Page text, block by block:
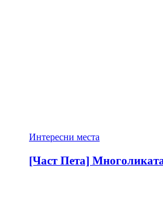
Интересни места
[Част Пета]